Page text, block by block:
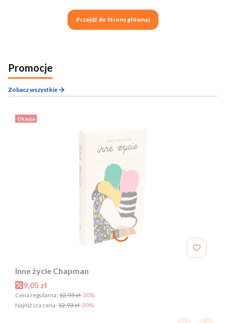
Przejdź do Strony głównej
Promocje
Zobacz wszystkie
Okazja
Inne życie Chapman
Cena promocyjna
9,05 zł
Cena regularna: 12,93 zł-30%
Najniższa cena: 12,93 zł-30%